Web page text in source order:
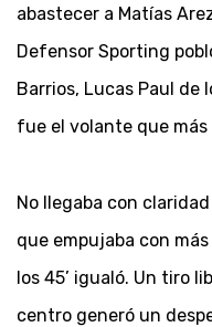
abastecer a Matías
Defensor Sporting
Barrios, Lucas Paul de
fue el volante que
No llegaba con
que empujaba con
los 45’ igualó. Un tiro
centro generó un